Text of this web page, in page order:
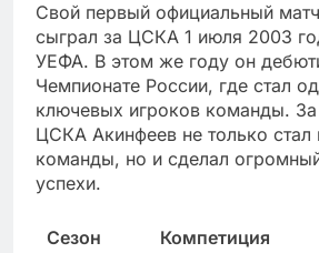
Свой первый официальный
сыграл за ЦСКА 1 июля 2003
УЕФА. В этом же году он
Чемпионате России, где стал
ключевых игроков команды.
ЦСКА Акинфеев не только стал
команды, но и сделал
успехи.
Сезон Компетиция